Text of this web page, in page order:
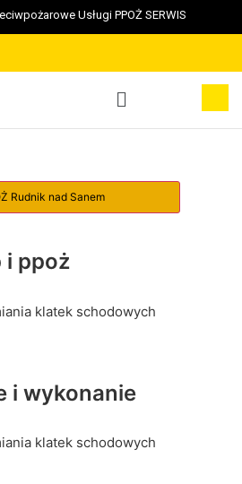
Usługi PPOŻ SERWIS
i ppoż
klatek schodowych
i wykonanie
klatek schodowych